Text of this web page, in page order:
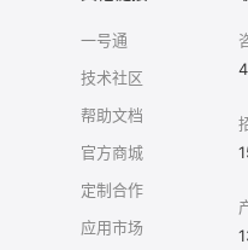
一号通
技术社区
帮助文档
官方商城
定制合作
应用市场